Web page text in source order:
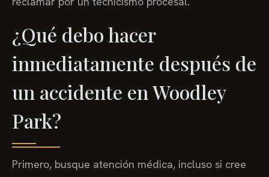
¿Qué debo hacer
inmediatamente después de
un accidente en Woodley
Park?
Primero, busque atención médica, incluso si cree